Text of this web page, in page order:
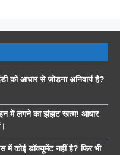
आधार से जोड़ना अनिवार्य है?
में लगने का झंझट खत्म! आधार
डॉक्यूमेंट नहीं है? फिर भी